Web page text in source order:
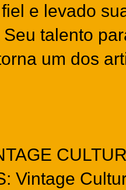
e levado
talento
um dos
Vintage